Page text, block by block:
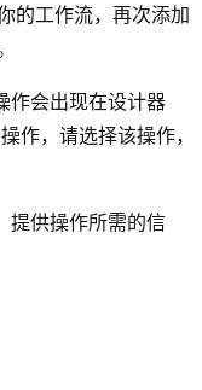
的工作流，再次添加
作会出现在设计器
作，请选择该操作，
提供操作所需的信